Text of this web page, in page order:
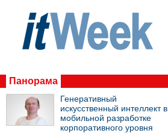
Панорама
Генеративный
искусственный интеллект в
мобильной разработке
корпоративного уровня